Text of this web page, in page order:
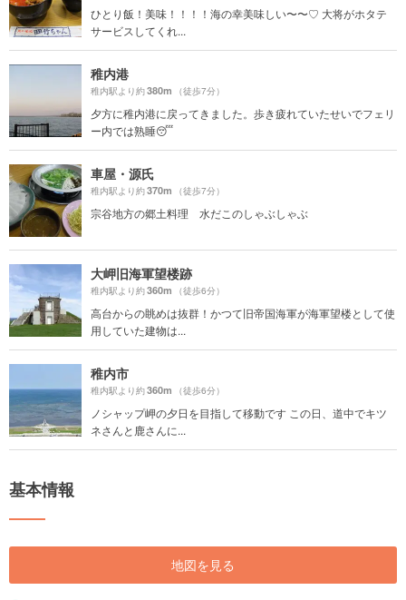
ひとり飯！美味！！！！海の幸美味しい〜〜♡ 大将がホタテ
サービスしてくれ...
稚内港
稚内駅より約380m （徒歩7分）
夕方に稚内港に戻ってきました。歩き疲れていたせいでフェリ
ー内では熟睡😴
車屋・源氏
稚内駅より約370m （徒歩7分）
宗谷地方の郷土料理 水だこのしゃぶしゃぶ
大岬旧海軍望楼跡
稚内駅より約360m （徒歩6分）
高台からの眺めは抜群！かつて旧帝国海軍が海軍望楼として使
用していた建物は...
稚内市
稚内駅より約360m （徒歩6分）
ノシャップ岬の夕日を目指して移動です この日、道中でキツ
ネさんと鹿さんに...
基本情報
地図を見る